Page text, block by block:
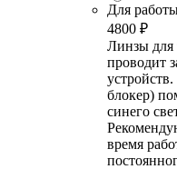
Для
4800 ₽
Линзы для
проводит
блокер)
синего
время